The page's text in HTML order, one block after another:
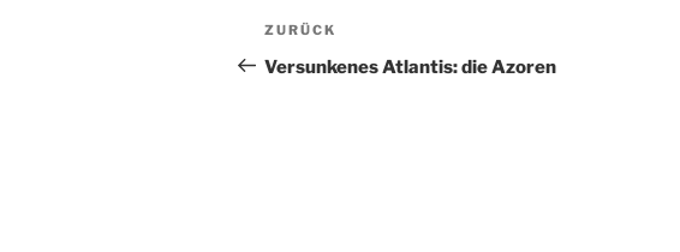
Beitrags-
Navigation
Vorheriger
Beitrag
ZURÜCK
Versunkenes Atlantis: die Azoren